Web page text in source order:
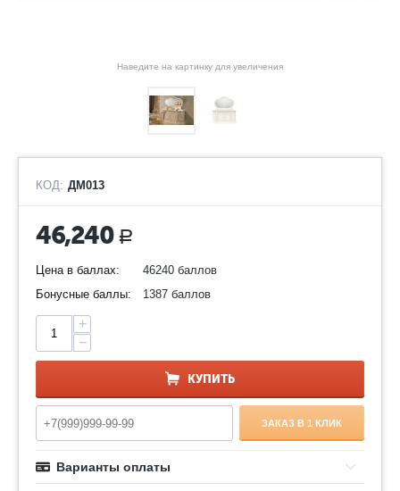
Наведите на картинку для увеличения
КОД: ДМ013
46,240 Р
Цена в баллах:
46240 баллов
Бонусные баллы:
1387 баллов
+
−
КУПИТЬ
ЗАКАЗ В 1 КЛИК
Варианты оплаты